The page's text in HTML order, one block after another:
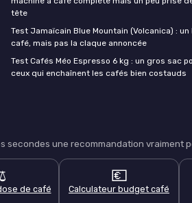
tête
Test Jamaïcain Blue Mountain (Volcanica) : un
café, mais pas la claque annoncée
Test Cafés Méo Espresso 6 kg : un gros sac
ceux qui enchaînent les cafés bien costauds
une recommandation vraiment
de café
💶
Calculateur budget café